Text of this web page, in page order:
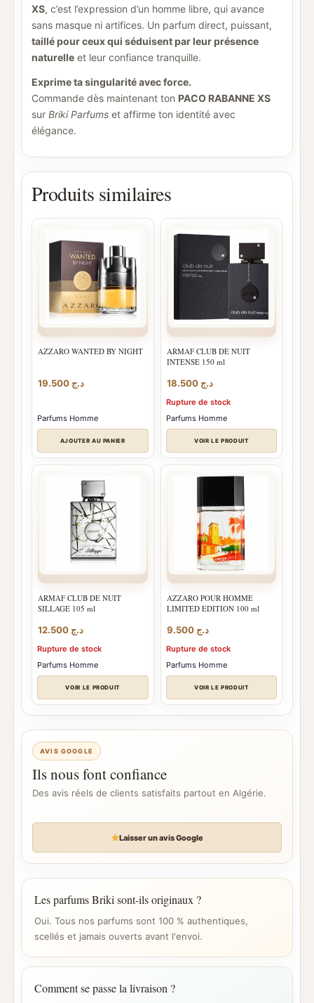
XS, c’est l’expression d’un homme libre, qui avance
sans masque ni artifices. Un parfum direct, puissant,
taillé pour ceux qui séduisent par leur présence
naturelle et leur confiance tranquille.
Exprime ta singularité avec force.
Commande dès maintenant ton PACO RABANNE XS
sur Briki Parfums et affirme ton identité avec
élégance.
Produits similaires
AZZARO WANTED BY NIGHT
د.ج
Parfums Homme
AJOUTER AU PANIER
ARMAF CLUB DE NUIT
INTENSE 150 ml
د.ج 18.500
Rupture de stock
Parfums Homme
VOIR LE PRODUIT
ARMAF CLUB DE NUIT
SILLAGE 105 ml
د.ج
Rupture de stock
Parfums Homme
VOIR LE PRODUIT
AZZARO POUR HOMME
LIMITED EDITION 100 ml
د.ج 9.500
Rupture de stock
Parfums Homme
VOIR LE PRODUIT
AVIS GOOGLE
Ils nous font confiance
Des avis réels de clients satisfaits partout en Algérie.
Laisser un avis Google
Les parfums Briki sont-ils originaux ?
Oui. Tous nos parfums sont 100 % authentiques,
scellés et jamais ouverts avant l'envoi.
Comment se passe la livraison ?